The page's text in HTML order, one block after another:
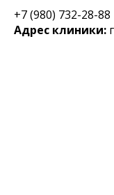
+7 (980) 732-28-88
Адрес клиники: